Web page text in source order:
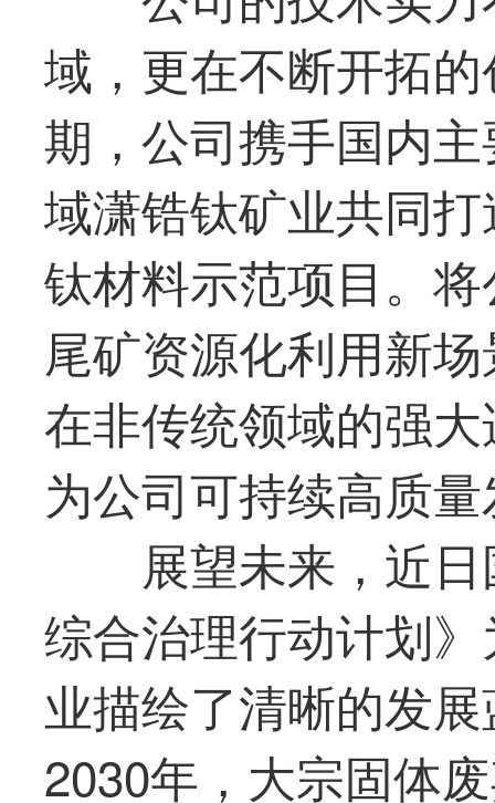
域，更在不断开拓
期，公司携手国内
域潇锆钛矿业共同
钛材料示范项目。
尾矿资源化利用新
在非传统领域的强
为公司可持续高质
展望未来，近
综合治理行动计划
业描绘了清晰的发
2030年，大宗固体